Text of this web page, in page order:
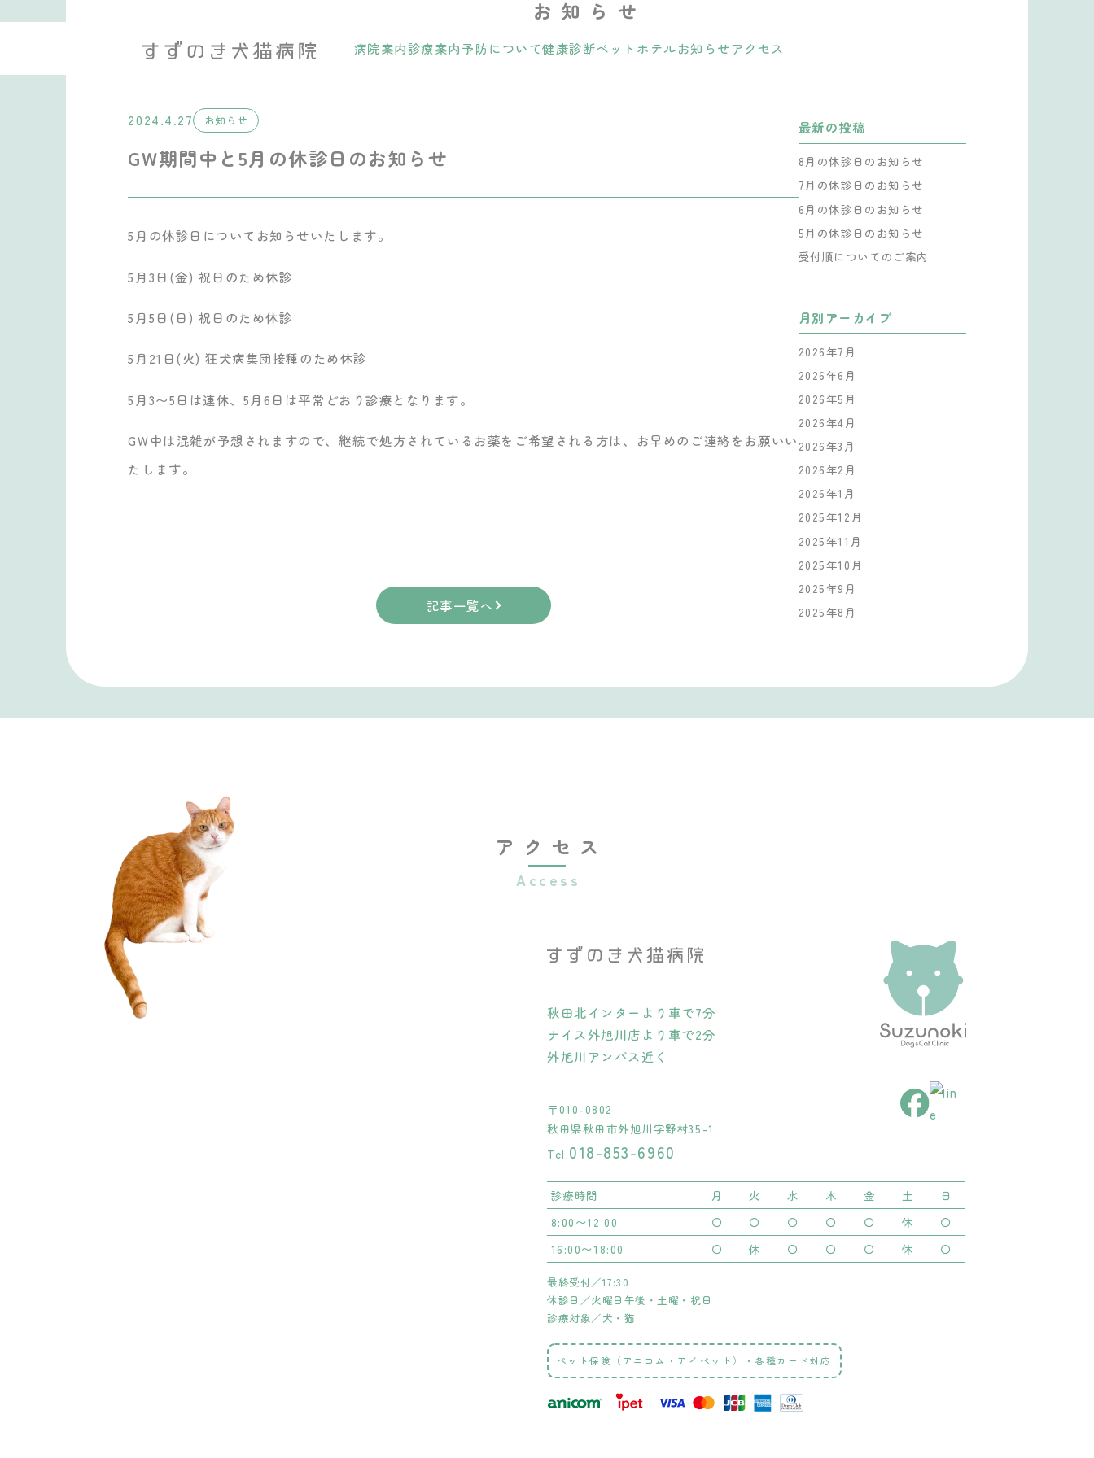
病院案内診療案内予防について健康診断ペットホテルお知らせアクセス
お知らせ
2024.4.27 お知らせ
GW期間中と5月の休診日のお知らせ
5月の休診日についてお知らせいたします。
5月3日(金) 祝日のため休診
5月5日(日) 祝日のため休診
5月21日(火) 狂犬病集団接種のため休診
5月3〜5日は連休、5月6日は平常どおり診療となります。
GW中は混雑が予想されますので、継続で処方されているお薬をご希望される方は、お早めのご連絡をお願いい
たします。
記事一覧へ
最新の投稿
8月の休診日のお知らせ
7月の休診日のお知らせ
6月の休診日のお知らせ
5月の休診日のお知らせ
受付順についてのご案内
月別アーカイブ
2026年7月
2026年6月
2026年5月
2026年4月
2026年3月
2026年2月
2026年1月
2025年12月
2025年11月
2025年10月
2025年9月
2025年8月
アクセス
秋田北インターより車で7分
ナイス外旭川店より車で2分
外旭川アンバス近く
〒010-0802
秋田県秋田市外旭川字野村35-1
Tel.018-853-6960
診療時間 月 火 水 木 金 土
日
8:00〜12:00
〇 〇 〇 〇 〇 休
〇
16:00〜18:00
〇 休 〇 〇 〇 休 〇
最終受付／17:30
休診日／火曜日午後・土曜・祝日
診療対象／犬・猫
ペット保険（アニコム・アイペット）・各種カード対応